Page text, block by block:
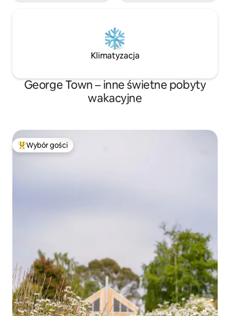
Klimatyzacja
George Town – inne świetne pobyty
wakacyjne
Najpopularniejsze z kategorii Wybór gości
Wybór gości